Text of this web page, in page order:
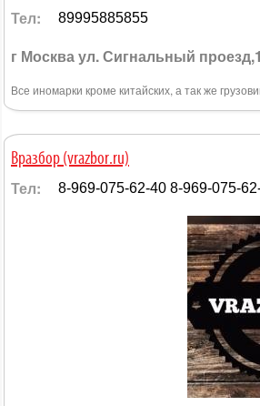
Тел: 89995885855
г Москва ул. Сигнальный
Все иномарки кроме китайских, а так же
Вразбор (vrazbor.ru)
Тел: 8-969-075-62-40 8-969-075-